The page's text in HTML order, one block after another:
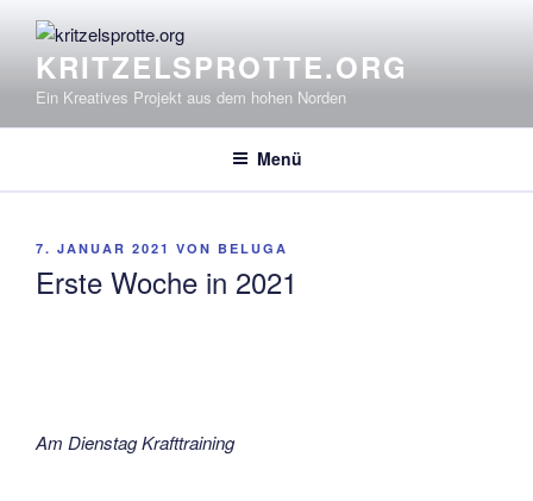
Inhalt
springenKRITZELSPROTTE.ORG
Ein Kreatives Projekt aus dem hohen Norden
Menü
VERÖFFENTLICHT
7. JANUAR 2021 VON BELUGA
Erste Woche in 2021
Am Dienstag Krafttraining